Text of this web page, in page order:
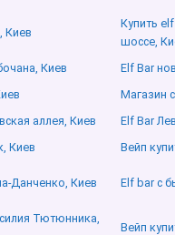
Киев
Купить
шоссе,
Киев
Elf Bar
Магазин
аллея, Киев
Elf Bar
Киев Вейп
Данченко, Киев Elf bar с
Тютюнника,
Вейп